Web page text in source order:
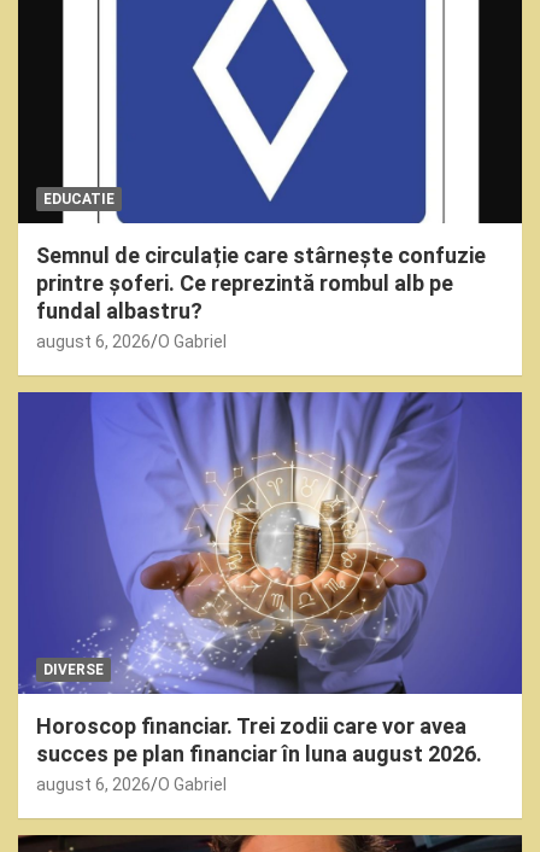
EDUCATIE
Semnul de circulație care stârnește confuzie
printre șoferi. Ce reprezintă rombul alb pe
fundal albastru?
august 6, 2026 O Gabriel
DIVERSE
Horoscop financiar. Trei zodii care vor avea
succes pe plan financiar în luna august 2026.
august 6, 2026 O Gabriel